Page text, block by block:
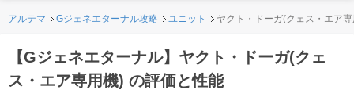
アルテマ Gジェネエターナル攻略 ユニット ヤクト・ドーガ(クェス・エア
【Gジェネエターナル】ヤクト・ドーガ(クェ
ス・エア専用機) の評価と性能